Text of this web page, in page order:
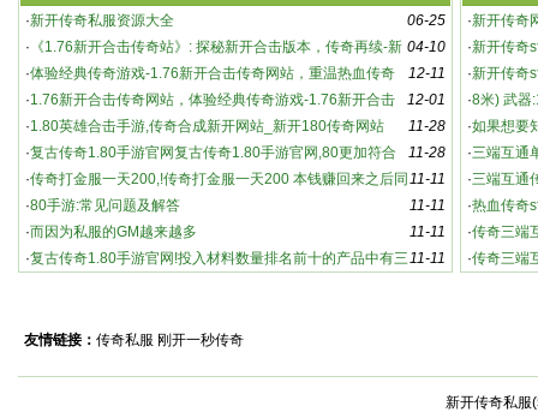
英雄合击传奇：新开版本，强势来袭！
06-25
·新开传奇私服资源大全
04-10
· 《1.76新开合击传奇站》: 探秘新开合击版本，传奇再续-新
开合击传奇站：游戏特色与玩法深度解析
12-11
·体验经典传奇游戏-1.76新开合击传奇网站，重温热血传奇
12-01
·1.76新开合击传奇网站，体验经典传奇游戏-1.76新开合击
传奇网站，重温热血传奇
11-28
·1.80英雄合击手游,传奇合成新开网站_新开180传奇网站
11-28
·复古传奇1.80手游官网复古传奇1.80手游官网,80更加符合
老版
11-11
·传奇打金服一天200,!传奇打金服一天200 本钱赚回来之后同
时还能赚点
11-11
·80手游:常见问题及解答
11-11
·而因为私服的GM越来越多
11-11
·复古传奇1.80手游官网!投入材料数量排名前十的产品中有三
·新开传奇
·新开传奇
家必知的
·新开传奇
奇sf
·8米) 武器
·如果想要
·三端互通
传
·三端互通
袭
·热血传奇
传奇s
·传奇三端
·传奇三端
友情链接： 传奇私服 刚开一秒传奇
新开传奇私服(